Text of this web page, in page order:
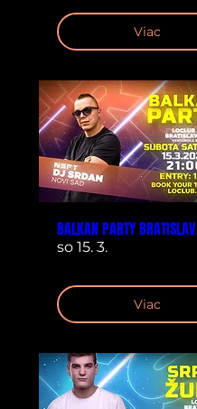
Viac
BALKAN PARTY
so 15. 3.
Viac